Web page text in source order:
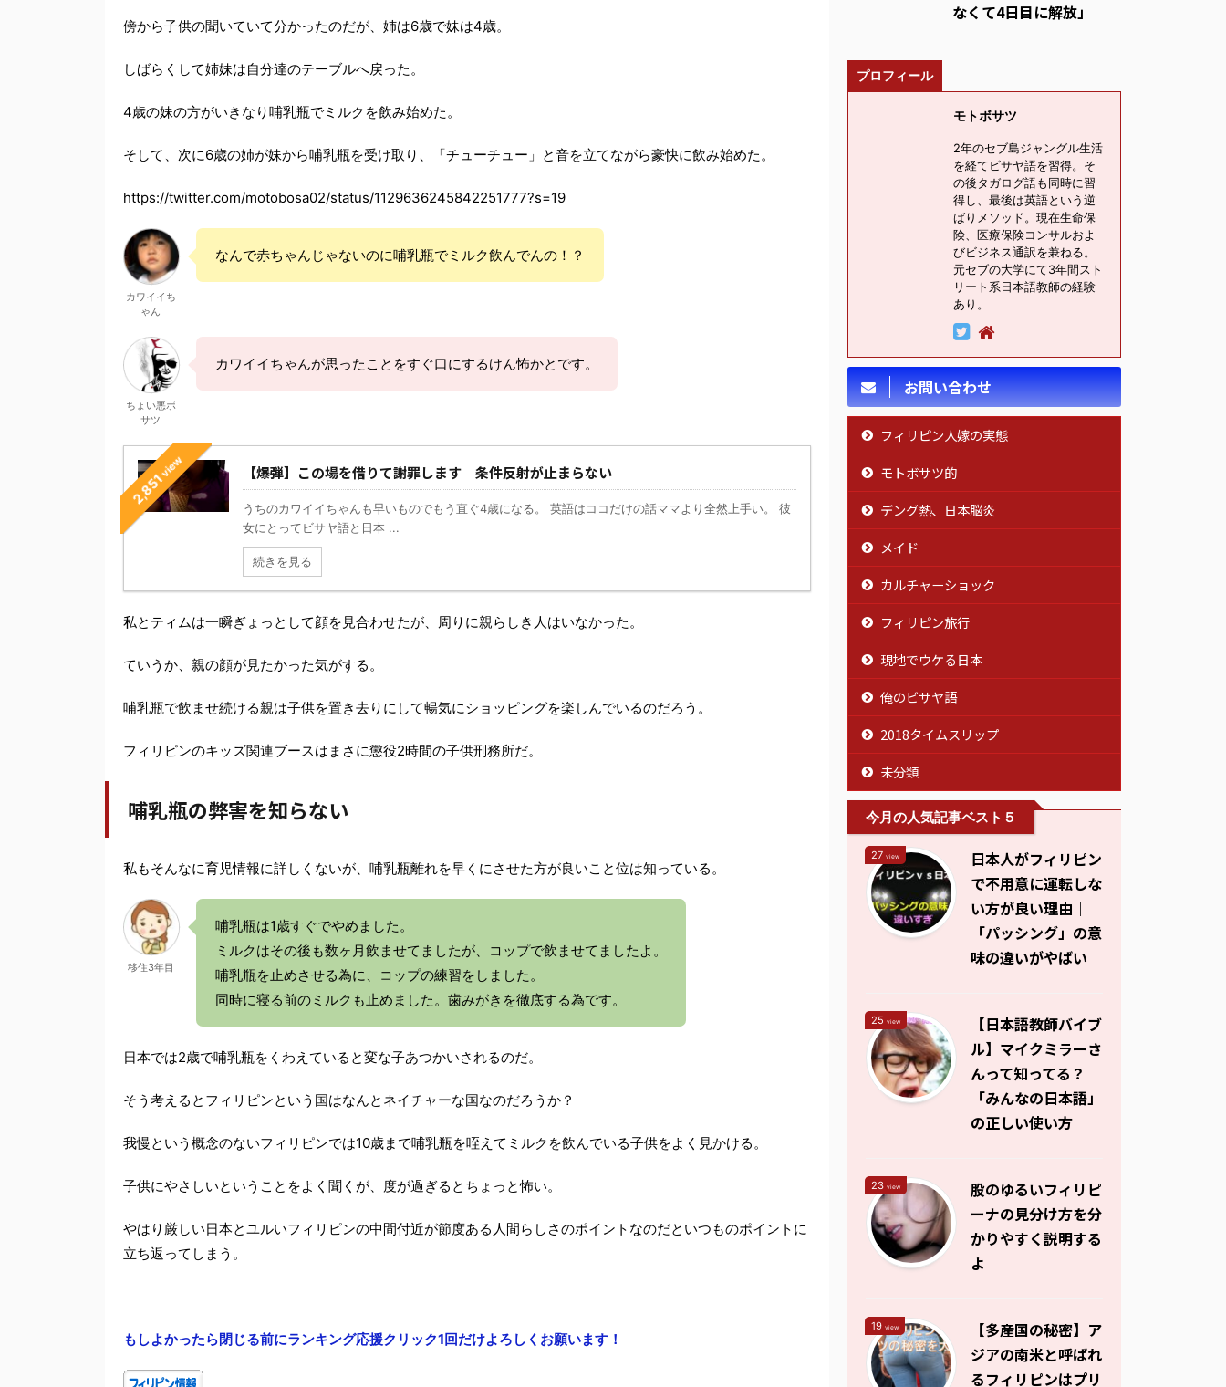
傍から子供の聞いていて分かったのだが、姉は6歳で妹は4歳。
しばらくして姉妹は自分達のテーブルへ戻った。
4歳の妹の方がいきなり哺乳瓶でミルクを飲み始めた。
そして、次に6歳の姉が妹から哺乳瓶を受け取り、「チューチュー」と音を立てながら豪快に飲み始めた。
https://twitter.com/motobosa02/status/1129636245842251777?s=19
カワイイち
ゃん
なんで赤ちゃんじゃないのに哺乳瓶でミルク飲んでんの！？
ちょい悪ボ
サツ
カワイイちゃんが思ったことをすぐ口にするけん怖かとです。
2,851
view 【爆弾】この場を借りて謝罪します 条件反射が止まらない
うちのカワイイちゃんも早いものでもう直ぐ4歳になる。 英語はココだけの話ママより全然上手い。 彼
女にとってビサヤ語と日本 ...
続きを見る
私とティムは一瞬ぎょっとして顔を見合わせたが、周りに親らしき人はいなかった。
ていうか、親の顔が見たかった気がする。
哺乳瓶で飲ませ続ける親は子供を置き去りにして暢気にショッピングを楽しんでいるのだろう。
フィリピンのキッズ関連ブースはまさに懲役2時間の子供刑務所だ。
哺乳瓶の弊害を知らない
私もそんなに育児情報に詳しくないが、哺乳瓶離れを早くにさせた方が良いこと位は知っている。
移住3年目
哺乳瓶は1歳すぐでやめました。
ミルクはその後も数ヶ月飲ませてましたが、コップで飲ませてましたよ。
哺乳瓶を止めさせる為に、コップの練習をしました。
同時に寝る前のミルクも止めました。歯みがきを徹底する為です。
日本では2歳で哺乳瓶をくわえていると変な子あつかいされるのだ。
そう考えるとフィリピンという国はなんとネイチャーな国なのだろうか？
我慢という概念のないフィリピンでは10歳まで哺乳瓶を咥えてミルクを飲んでいる子供をよく見かける。
子供にやさしいということをよく聞くが、度が過ぎるとちょっと怖い。
やはり厳しい日本とユルいフィリピンの中間付近が節度ある人間らしさのポイントなのだといつものポイントに
立ち返ってしまう。
もしよかったら閉じる前にランキング応援クリック1回だけよろしくお願います！
なくて4日目に解放」
プロフィール
モトボサツ
2年のセブ島ジャングル生活
を経てビサヤ語を習得。そ
の後タガログ語も同時に習
得し、最後は英語という逆
ばりメソッド。現在生命保
険、医療保険コンサルおよ
びビジネス通訳を兼ねる。
元セブの大学にて3年間スト
リート系日本語教師の経験
あり。
お問い合わせ
フィリピン人嫁の実態
モトボサツ的
デング熱、日本脳炎
メイド
カルチャーショック
フィリピン旅行
現地でウケる日本
俺のビサヤ語
2018タイムスリップ
未分類
今月の人気記事ベスト５
27 view
日本人がフィリピン
で不用意に運転しな
い方が良い理由｜
「パッシング」の意
味の違いがやばい
25 view
【日本語教師バイブ
ル】マイクミラーさ
んって知ってる？
「みんなの日本語」
の正しい使い方
23 view
股のゆるいフィリピ
ーナの見分け方を分
かりやすく説明する
よ
19 view
【多産国の秘密】ア
ジアの南米と呼ばれ
るフィリピンはプリ